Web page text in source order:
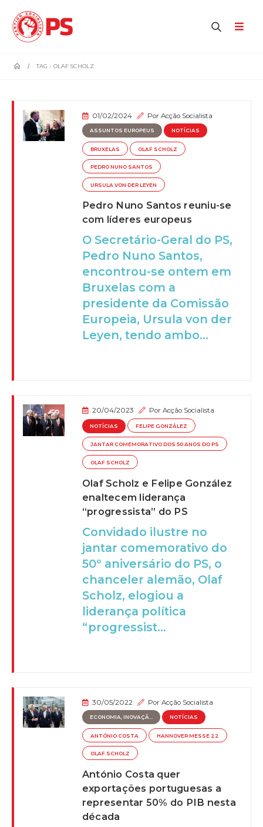
TAG - OLAF SCHOLZ
01/02/2024 PorAcção Socialista
ASSUNTOS EUROPEUS NOTÍCIAS
BRUXELAS OLAF SCHOLZ
PEDRO NUNO SANTOS
URSULA VON DER LEYEN
Pedro Nuno Santos reuniu-se
com líderes europeus
O Secretário-Geral do PS,
Pedro Nuno Santos,
encontrou-se ontem em
Bruxelas com a
presidente da Comissão
Europeia, Ursula von der
Leyen, tendo ambo...
20/04/2023 PorAcção Socialista
NOTÍCIAS FELIPE GONZÁLEZ
JANTAR COMEMORATIVO DOS 50 ANOS DO PS
OLAF SCHOLZ
Olaf Scholz e Felipe González
enaltecem liderança
“progressista” do PS
Convidado ilustre no
jantar comemorativo do
50º aniversário do PS, o
chanceler alemão, Olaf
Scholz, elogiou a
liderança política
“progressist...
30/05/2022 PorAcção Socialista
ECONOMIA, INOVAÇÃ... NOTÍCIAS
ANTÓNIO COSTA HANNOVER MESSE 22
OLAF SCHOLZ
António Costa quer
exportações portuguesas a
representar 50% do PIB nesta
década